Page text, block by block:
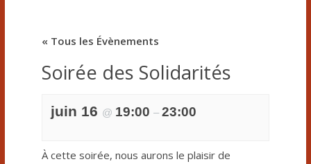
« Tous les Évènements
Soirée des Solidarités
juin 16 @ 19:00 – 23:00
À cette soirée, nous aurons le plaisir de